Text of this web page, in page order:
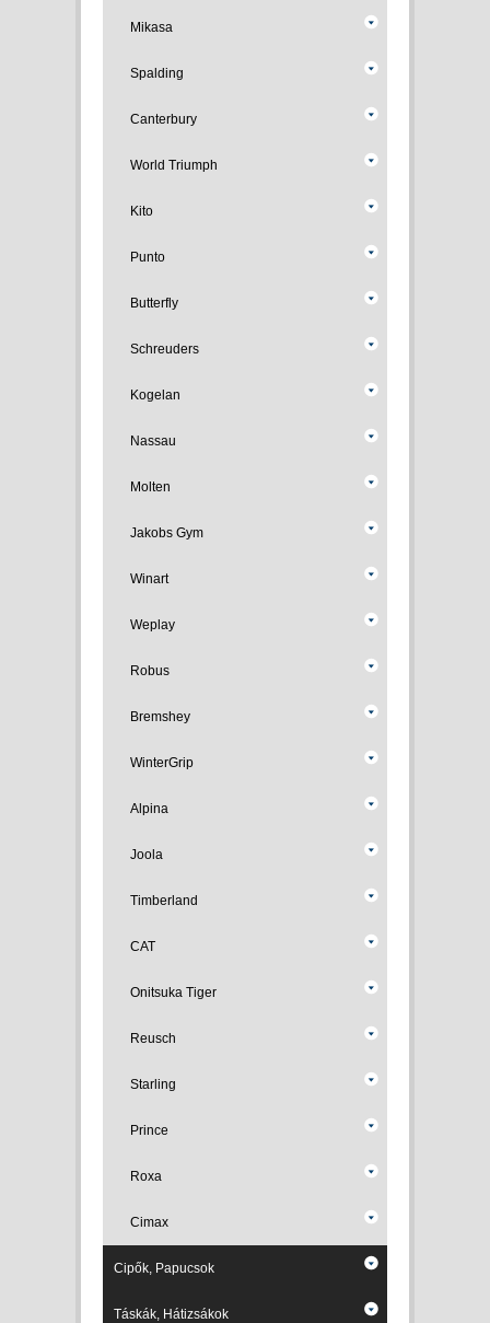
Mikasa
Spalding
Canterbury
World Triumph
Kito
Punto
Butterfly
Schreuders
Kogelan
Nassau
Molten
Jakobs Gym
Winart
Weplay
Robus
Bremshey
WinterGrip
Alpina
Joola
Timberland
CAT
Onitsuka Tiger
Reusch
Starling
Prince
Roxa
Cimax
Cipők, Papucsok
Táskák, Hátizsákok